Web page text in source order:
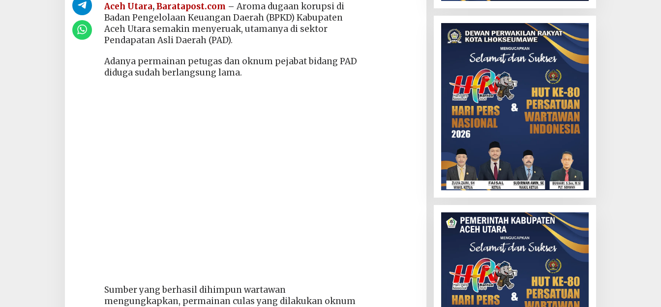
Aceh Utara,Baratapost.com – Aroma dugaan korupsi di
Badan Pengelolaan Keuangan Daerah (BPKD) Kabupaten
Aceh Utara semakin menyeruak, utamanya di sektor
Pendapatan Asli Daerah (PAD).
Adanya permainan petugas dan oknum pejabat bidang PAD
diduga sudah berlangsung lama.
Sumber yang berhasil dihimpun wartawan
mengungkapkan, permainan culas yang dilakukan oknum